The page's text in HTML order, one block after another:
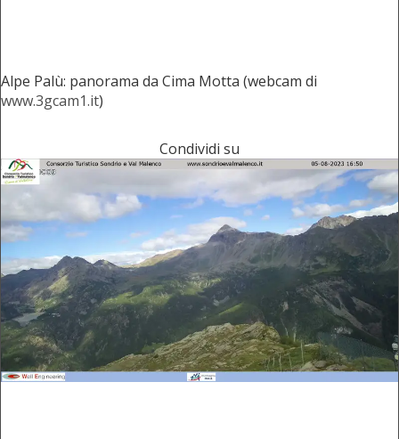
Alpe Palù: panorama da Cima Motta (webcam di
www.3gcam1.it)
Condividi su